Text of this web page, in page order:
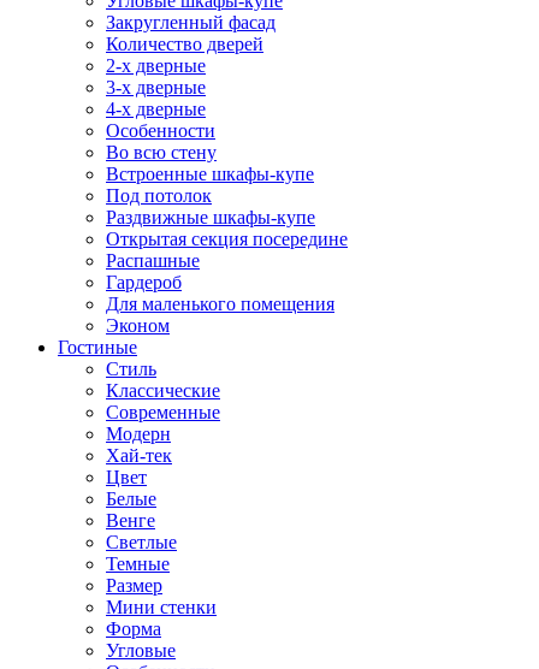
Закругленный фасад
Количество дверей
2-х дверные
3-х дверные
4-х дверные
Особенности
Во всю стену
Встроенные шкафы-купе
Под потолок
Раздвижные шкафы-купе
Открытая секция посередине
Распашные
Гардероб
Для маленького помещения
Эконом
Гостиные
Стиль
Классические
Современные
Модерн
Хай-тек
Цвет
Белые
Венге
Светлые
Темные
Размер
Мини стенки
Форма
Угловые